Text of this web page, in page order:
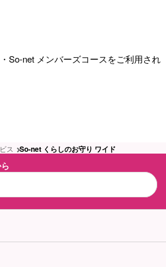
So-net メンバーズコースをご利用され
ス So-net くらしのお守り ワイド